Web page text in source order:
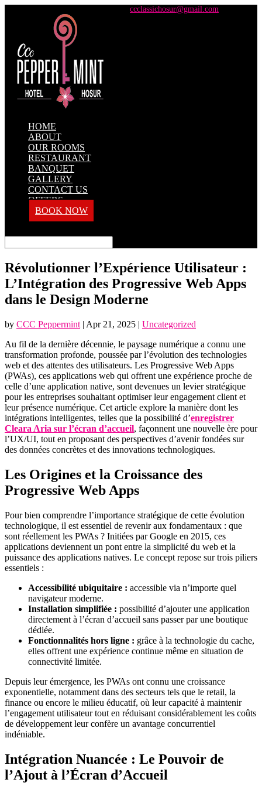
ccclassichosur@gmail.com
HOME
ABOUT
OUR ROOMS
RESTAURANT
BANQUET
GALLERY
CONTACT US
OFFERS
BOOK NOW
Révolutionner l’Expérience Utilisateur :
L’Intégration des Progressive Web Apps
dans le Design Moderne
by CCC Peppermint | Apr 21, 2025 | Uncategorized
Au fil de la dernière décennie, le paysage numérique a connu une
transformation profonde, poussée par l’évolution des technologies
web et des attentes des utilisateurs. Les Progressive Web Apps
(PWAs), ces applications web qui offrent une expérience proche de
celle d’une application native, sont devenues un levier stratégique
pour les entreprises souhaitant optimiser leur engagement client et
leur présence numérique. Cet article explore la manière dont les
intégrations intelligentes, telles que la possibilité d’enregistrer
Cleara Aria sur l’écran d’accueil, façonnent une nouvelle ère pour
l’UX/UI, tout en proposant des perspectives d’avenir fondées sur
des données concrètes et des innovations technologiques.
Les Origines et la Croissance des
Progressive Web Apps
Pour bien comprendre l’importance stratégique de cette évolution
technologique, il est essentiel de revenir aux fondamentaux : que
sont réellement les PWAs ? Initiées par Google en 2015, ces
applications deviennent un pont entre la simplicité du web et la
puissance des applications natives. Le concept repose sur trois piliers
essentiels :
Accessibilité ubiquitaire : accessible via n’importe quel
navigateur moderne.
Installation simplifiée : possibilité d’ajouter une application
directement à l’écran d’accueil sans passer par une boutique
dédiée.
Fonctionnalités hors ligne : grâce à la technologie du cache,
elles offrent une expérience continue même en situation de
connectivité limitée.
Depuis leur émergence, les PWAs ont connu une croissance
exponentielle, notamment dans des secteurs tels que le retail, la
finance ou encore le milieu éducatif, où leur capacité à maintenir
l’engagement utilisateur tout en réduisant considérablement les coûts
de développement leur confère un avantage concurrentiel
indéniable.
Intégration Nuancée : Le Pouvoir de
l’Ajout à l’Écran d’Accueil